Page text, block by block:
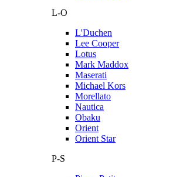
L-O
L'Duchen
Lee Cooper
Lotus
Mark Maddox
Maserati
Michael Kors
Morellato
Nautica
Obaku
Orient
Orient Star
P-S